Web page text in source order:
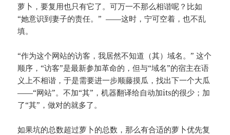
萝卜，要复用也只有它了。可万一不那么相谐呢？比如
“她意识到妻子的责任。” ——这时，宁可空着，也不乱
填。
“作为这个网站的访客，我居然不知道（其）域名。” 这个
顺序，“访客”是最新参加革命的，但与“域名”的宿主在语
义上不相谐，于是需要进一步顺藤摸瓜，找出下一个大瓜
——“网站”。不加“其”，机器翻译给自动加its的很少；加
了“其”，做对的就多了。
如果坑的总数超过萝卜的总数，那么有合适的萝卜优先复